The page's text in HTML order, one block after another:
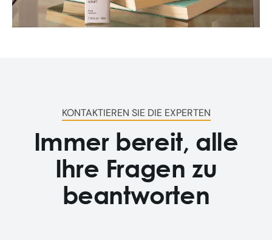
KONTAKTIEREN SIE DIE EXPERTEN
Immer bereit, alle
Ihre Fragen zu
beantworten